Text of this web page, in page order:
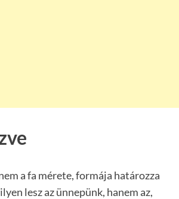
a fa mérete, formája határozza
lesz az ünnepünk, hanem az,